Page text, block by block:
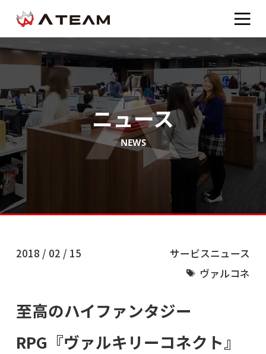
ニュース
NEWS
2018 / 02 / 15
サービスニュース
ヴァルコネ
至高のハイファンタジー
RPG『ヴァルキリーコネクト』